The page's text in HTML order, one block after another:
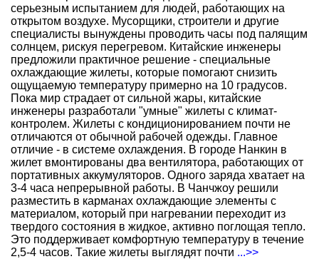
серьезным испытанием для людей, работающих на
открытом воздухе. Мусорщики, строители и другие
специалисты вынуждены проводить часы под палящим
солнцем, рискуя перегревом. Китайские инженеры
предложили практичное решение - специальные
охлаждающие жилеты, которые помогают снизить
ощущаемую температуру примерно на 10 градусов.
Пока мир страдает от сильной жары, китайские
инженеры разработали "умные" жилеты с климат-
контролем. Жилеты с кондиционированием почти не
отличаются от обычной рабочей одежды. Главное
отличие - в системе охлаждения. В городе Нанкин в
жилет вмонтированы два вентилятора, работающих от
портативных аккумуляторов. Одного заряда хватает на
3-4 часа непрерывной работы. В Чанчжоу решили
разместить в карманах охлаждающие элементы с
материалом, который при нагревании переходит из
твердого состояния в жидкое, активно поглощая тепло.
Это поддерживает комфортную температуру в течение
2,5-4 часов. Такие жилеты выглядят почти ...>>